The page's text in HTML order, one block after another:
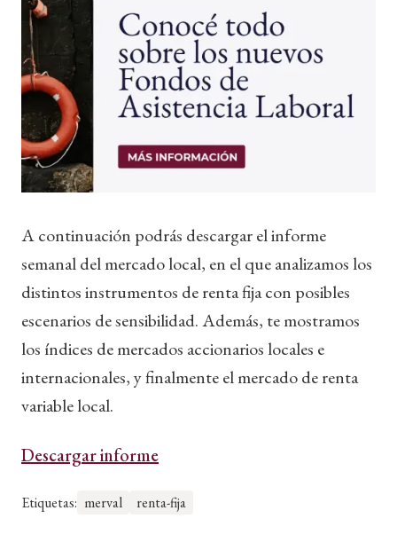
A continuación podrás descargar el informe
semanal del mercado local, en el que analizamos los
distintos instrumentos de renta fija con posibles
escenarios de sensibilidad. Además, te mostramos
los índices de mercados accionarios locales e
internacionales, y finalmente el mercado de renta
variable local.
Descargar informe
Etiquetas: merval renta-fija